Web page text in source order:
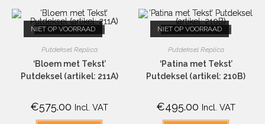
NIET OP VOORRAAD
Snelle weergave
Putdeksel Replica
‘Bloem met Tekst’
Putdeksel (artikel: 211A)
€575.00 Incl. VAT
NIET OP VOORRAAD
Snelle weergave
Putdeksel Replica
‘Patina met Tekst’
Putdeksel (artikel: 210B)
€495.00 Incl. VAT